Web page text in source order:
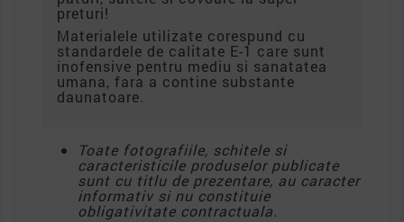
preturi!
Materialele utilizate corespund cu
standardele de calitate E-1 care sunt
inofensive pentru mediu si sanatatea
umana, fara a contine substante
daunatoare.
Toate fotografiile, schitele si
caracteristicile produselor publicate
sunt cu titlu de prezentare, au caracter
informativ si nu constituie
obligativitate contractuala.